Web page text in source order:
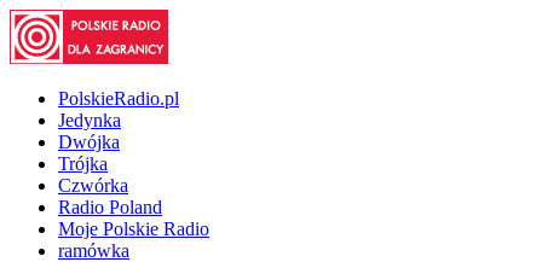
PolskieRadio.pl
Jedynka
Dwójka
Trójka
Czwórka
Radio Poland
Moje Polskie Radio
ramówka